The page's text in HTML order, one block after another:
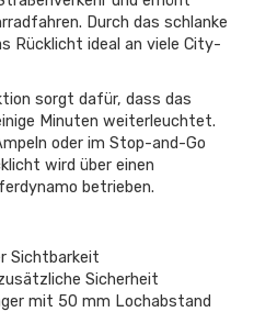
Durch das schlanke
Rücklicht ideal an viele City-
sorgt dafür, dass das
Minuten weiterleuchtet.
oder im Stop-and-Go
wird über einen
betrieben.
Sichtbarkeit
Sicherheit
mit 50 mm Lochabstand